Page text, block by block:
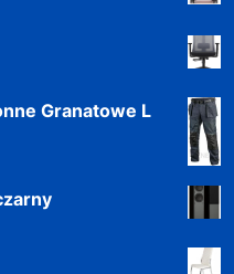
Granatowe L